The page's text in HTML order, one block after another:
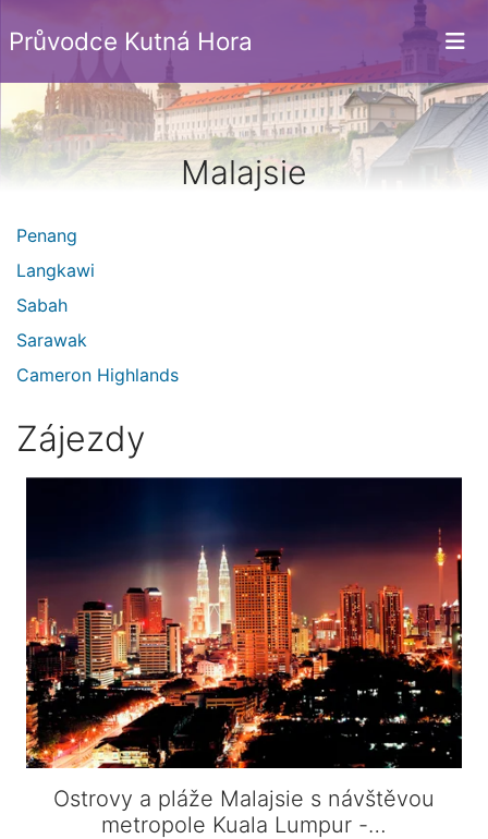
Průvodce Kutná Hora
Malajsie
Penang
Langkawi
Sabah
Sarawak
Cameron Highlands
Zájezdy
Ostrovy a pláže Malajsie s návštěvou
metropole Kuala Lumpur -…